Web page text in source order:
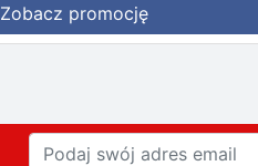
Zobacz promocję